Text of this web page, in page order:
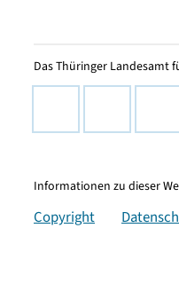
Das Thüringer Landesamt
Informationen zu dieser
Copyright